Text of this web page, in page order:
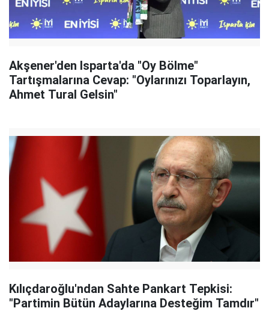
Akşener'den Isparta'da "Oy Bölme"
Tartışmalarına Cevap: "Oylarınızı Toparlayın,
Ahmet Tural Gelsin"
Kılıçdaroğlu'ndan Sahte Pankart Tepkisi:
"Partimin Bütün Adaylarına Desteğim Tamdır"